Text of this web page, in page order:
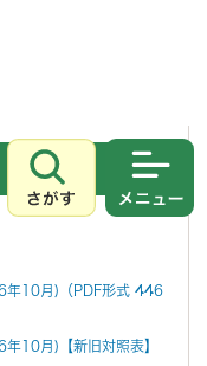
さがす
を改定しました。（令
年10月)（PDF形式 446
10月)【新旧対照表】